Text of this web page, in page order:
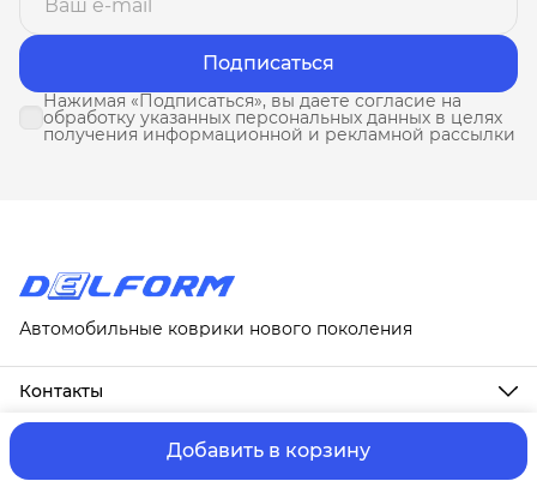
Добавить в корзину
Подписаться
Нажимая «Подписаться», вы даете согласие на
обработку указанных персональных данных в целях
получения информационной и рекламной рассылки
Автомобильные коврики нового поколения
Контакты
Адрес
г. Москва, ул. Новослободская, д. 20, 1А
ⓒ ИП Третьякова Т.А.Оплата и Доставка